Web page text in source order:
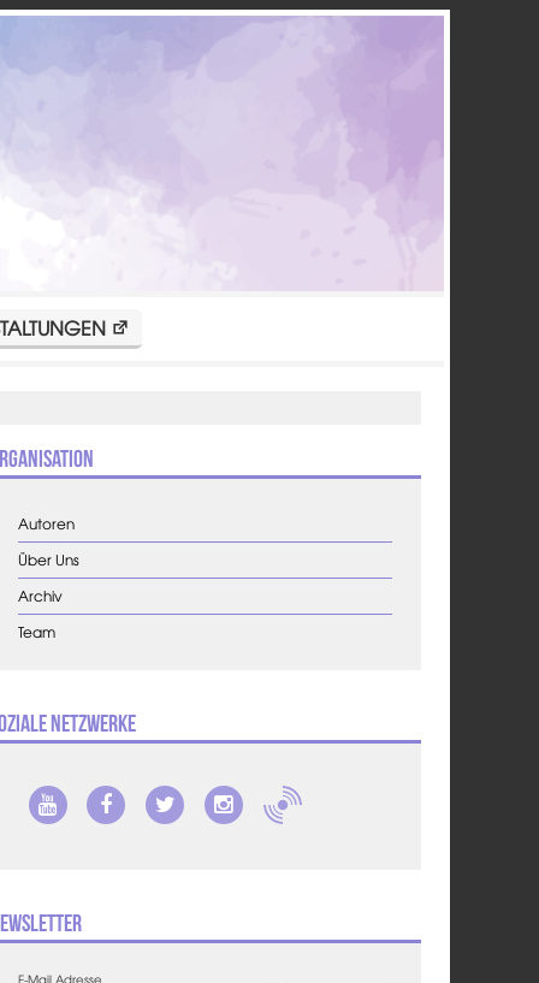
Autoren
Über Uns
Archiv
Team
Netzwerke
E-Mail Adresse